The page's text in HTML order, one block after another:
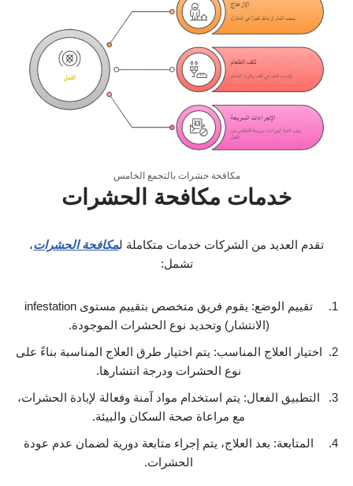
مكافحة حشرات بالتجمع الخامس
خدمات مكافحة الحشرات
تقدم العديد من الشركات خدمات متكاملة لمكافحة الحشرات،
تشمل:
تقييم الوضع: يقوم فريق متخصص بتقييم مستوى infestation
(الانتشار) وتحديد نوع الحشرات الموجودة.
اختيار العلاج المناسب: يتم اختيار طرق العلاج المناسبة بناءً على
نوع الحشرات ودرجة انتشارها.
التطبيق الفعال: يتم استخدام مواد آمنة وفعالة لإبادة الحشرات،
مع مراعاة صحة السكان والبيئة.
المتابعة: بعد العلاج، يتم إجراء متابعة دورية لضمان عدم عودة
الحشرات.